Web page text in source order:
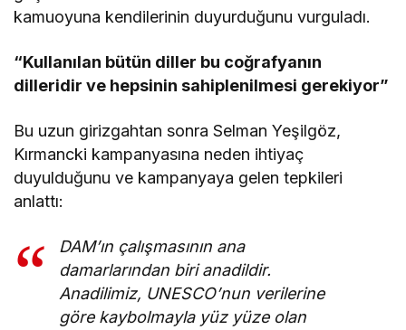
kamuoyuna kendilerinin duyurduğunu vurguladı.
“Kullanılan bütün diller bu coğrafyanın
dilleridir ve hepsinin sahiplenilmesi gerekiyor”
Bu uzun girizgahtan sonra Selman Yeşilgöz,
Kırmancki kampanyasına neden ihtiyaç
duyulduğunu ve kampanyaya gelen tepkileri
anlattı:
DAM’ın çalışmasının ana
damarlarından biri anadildir.
Anadilimiz, UNESCO’nun verilerine
göre kaybolmayla yüz yüze olan